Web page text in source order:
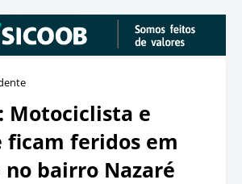
Motociclista e
ficam feridos em
bairro Nazaré